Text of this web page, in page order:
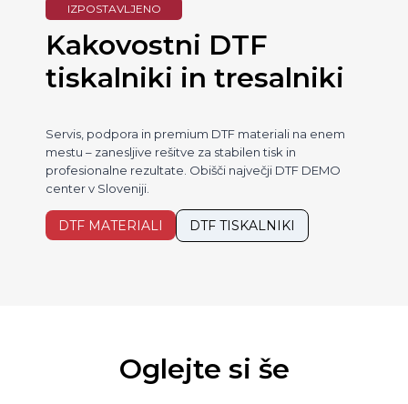
IZPOSTAVLJENO
Kakovostni DTF
tiskalniki in tresalniki
Servis, podpora in premium DTF materiali na enem
mestu – zanesljive rešitve za stabilen tisk in
profesionalne rezultate. Obišči največji DTF DEMO
center v Sloveniji.
DTF MATERIALI DTF TISKALNIKI
Oglejte si še